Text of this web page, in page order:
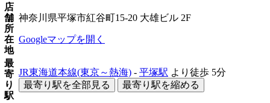
店
舗
所
在
地
神奈川県平塚市紅谷町15-20 大雄ビル 2F
Googleマップを開く
最
寄
り
駅
JR東海道本線(東京～熱海) - 平塚駅 より徒歩 5分
最寄り駅を全部見る
最寄り駅を縮める